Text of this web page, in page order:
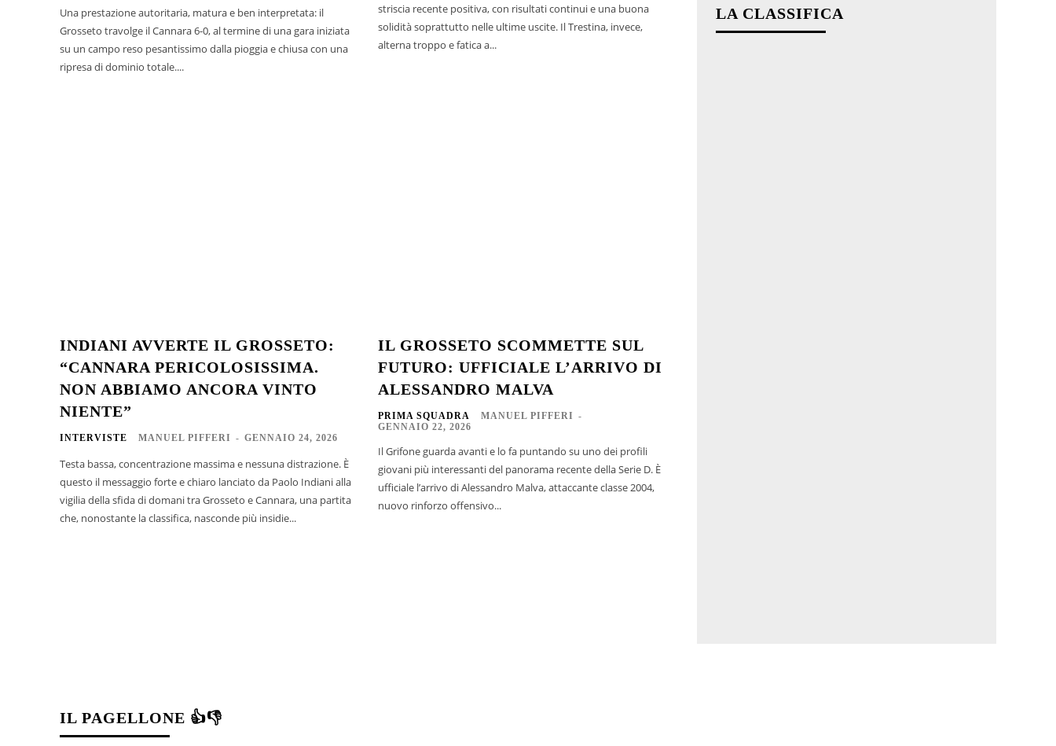
Una prestazione autoritaria, matura e ben interpretata: il
Grosseto travolge il Cannara 6-0, al termine di una gara iniziata
su un campo reso pesantissimo dalla pioggia e chiusa con una
ripresa di dominio totale....
striscia recente positiva, con risultati continui e una buona
solidità soprattutto nelle ultime uscite. Il Trestina, invece,
alterna troppo e fatica a...
INDIANI AVVERTE IL GROSSETO:
“CANNARA PERICOLOSISSIMA.
NON ABBIAMO ANCORA VINTO
NIENTE”
INTERVISTE MANUEL PIFFERI - GENNAIO 24, 2026
Testa bassa, concentrazione massima e nessuna distrazione. È
questo il messaggio forte e chiaro lanciato da Paolo Indiani alla
vigilia della sfida di domani tra Grosseto e Cannara, una partita
che, nonostante la classifica, nasconde più insidie...
IL GROSSETO SCOMMETTE SUL
FUTURO: UFFICIALE L’ARRIVO DI
ALESSANDRO MALVA
PRIMA SQUADRA MANUEL PIFFERI -
GENNAIO 22, 2026
Il Grifone guarda avanti e lo fa puntando su uno dei profili
giovani più interessanti del panorama recente della Serie D. È
ufficiale l’arrivo di Alessandro Malva, attaccante classe 2004,
nuovo rinforzo offensivo...
LA CLASSIFICA
IL PAGELLONE 👍👎